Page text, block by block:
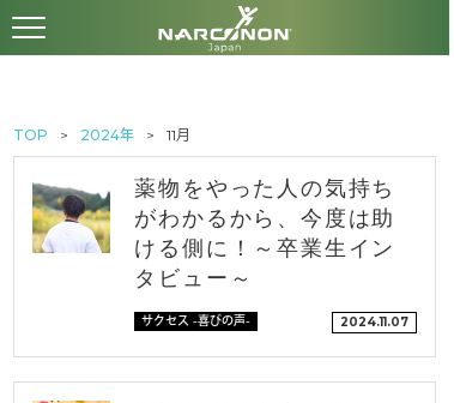
TOP 2024年 11月
薬物をやった人の気持ち
がわかるから、今度は助
ける側に！～卒業生イン
タビュー～
サクセス -喜びの声- 2024.11.07